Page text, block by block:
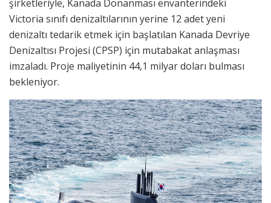
şirketleriyle, Kanada Donanması envanterindeki
Victoria sınıfı denizaltılarının yerine 12 adet yeni
denizaltı tedarik etmek için başlatılan Kanada Devriye
Denizaltısı Projesi (CPSP) için mutabakat anlaşması
imzaladı. Proje maliyetinin 44,1 milyar doları bulması
bekleniyor.